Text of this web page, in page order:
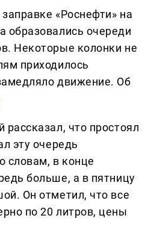
«Роснефти» на
образовались очереди
Некоторые колонки не
приходилось
движение. Об
рассказал, что простоял
эту очередь
словам, в конце
больше, а в пятницу
Он отметил, что все
по 20 литров, цены